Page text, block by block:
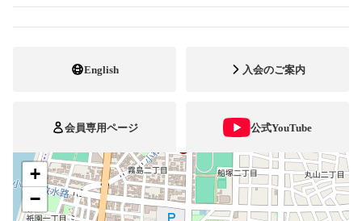
English 入会のご案内
会員専用ページ 公式YouTube
ブレスマ
ホームページ
https://ortho-suyama.jp/
+
−